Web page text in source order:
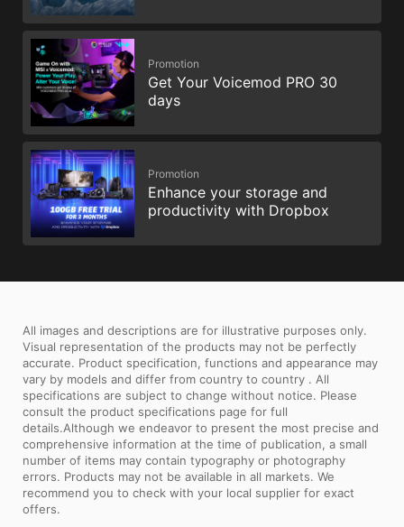
Promotion
Get Your Voicemod PRO 30
days
Promotion
Enhance your storage and
productivity with Dropbox
All images and descriptions are for illustrative purposes only.
Visual representation of the products may not be perfectly
accurate. Product specification, functions and appearance may
vary by models and differ from country to country . All
specifications are subject to change without notice. Please
consult the product specifications page for full
details.Although we endeavor to present the most precise and
comprehensive information at the time of publication, a small
number of items may contain typography or photography
errors. Products may not be available in all markets. We
recommend you to check with your local supplier for exact
offers.